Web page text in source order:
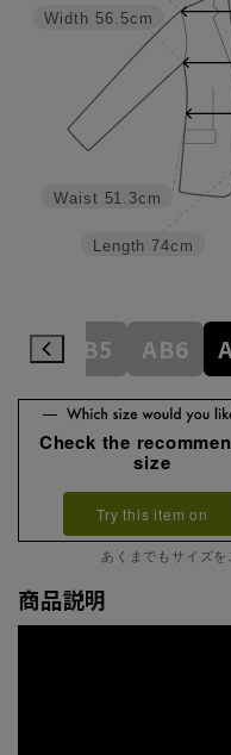
Length 74cm
Waist 51.3cm
Width 56.5cm
AB5 AB6
Check the
size
Try this item on
あくまでもサイズを
商品説明